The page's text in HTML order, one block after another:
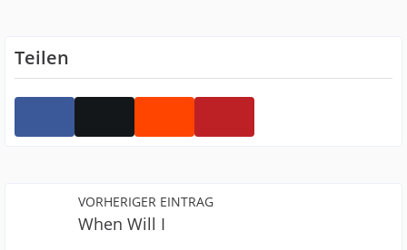
Teilen
VORHERIGER EINTRAG
When Will I